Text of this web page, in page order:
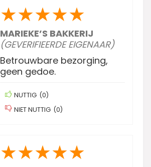
★★★★★
MARIEKE’S BAKKERIJ
(GEVERIFIEERDE EIGENAAR)
Betrouwbare bezorging,
geen gedoe.
NUTTIG (0)
NIET NUTTIG (0)
★★★★★